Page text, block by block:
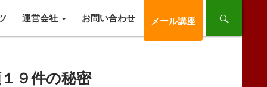
運営会社 お問い合わせ メール講座
９件の秘密